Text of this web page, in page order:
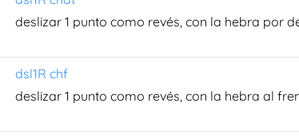
deslizar 1 punto como revés, con la hebra por
dsl1R chf
deslizar 1 punto como revés, con la hebra al